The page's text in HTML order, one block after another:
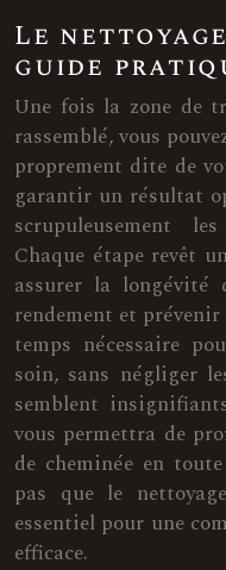
Le
guide
Une fois la zone de
rassemblé, vous
proprement dite de
garantir un résultat
scrupuleusement
Chaque étape revêt
assurer la longévité
rendement et prévenir
temps nécessaire
soin, sans négliger
semblent
vous permettra de
de cheminée en
pas que le
essentiel pour une
efficace.